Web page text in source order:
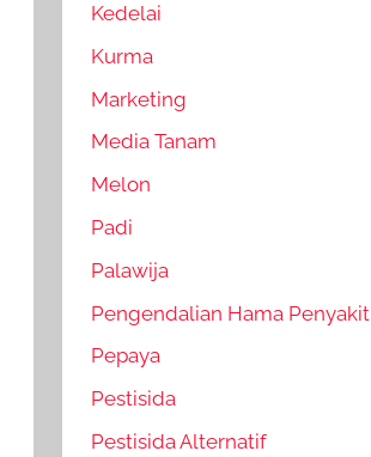
Kedelai
Kurma
Marketing
Media Tanam
Melon
Padi
Palawija
Pengendalian Hama Penyakit
Pepaya
Pestisida
Pestisida Alternatif